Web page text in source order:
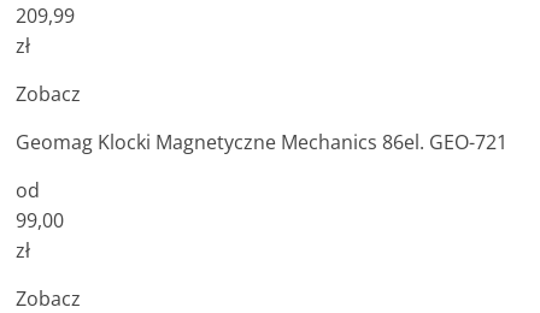
209,99
zł
Zobacz
Geomag Klocki Magnetyczne Mechanics 86el. GEO-721
od
99,00
zł
Zobacz